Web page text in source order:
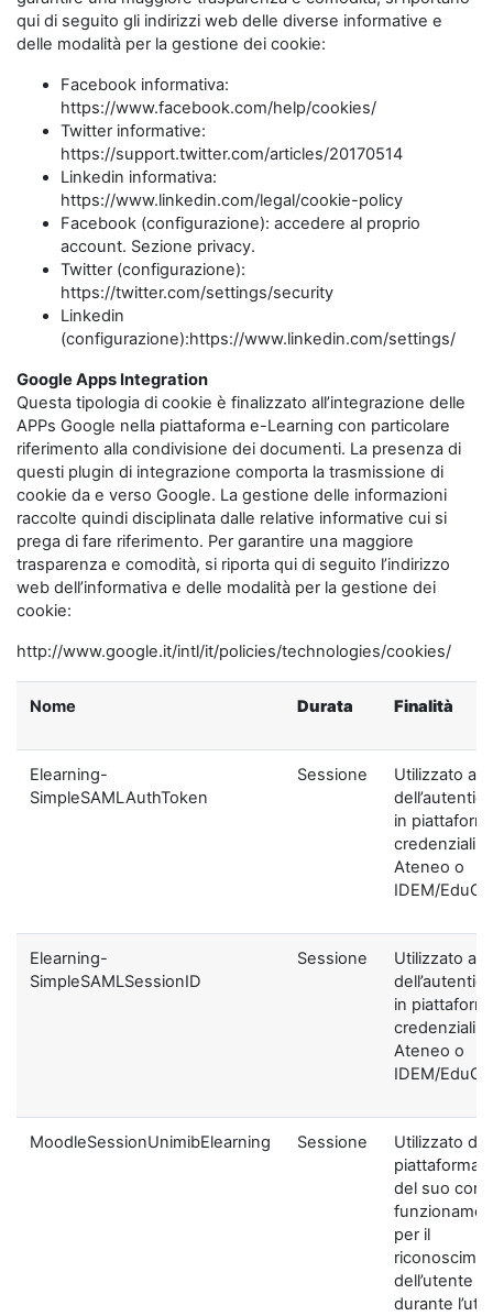
qui di seguito gli indirizzi web delle diverse informative e
delle modalità per la gestione dei cookie:
Facebook informativa:
https://www.facebook.com/help/cookies/
Twitter informative:
https://support.twitter.com/articles/20170514
Linkedin informativa:
https://www.linkedin.com/legal/cookie-policy
Facebook (configurazione): accedere al proprio
account. Sezione privacy.
Twitter (configurazione):
https://twitter.com/settings/security
Linkedin
(configurazione):https://www.linkedin.com/settings/
Google Apps Integration
Questa tipologia di cookie è finalizzato all’integrazione delle
APPs Google nella piattaforma e-Learning con particolare
riferimento alla condivisione dei documenti. La presenza di
questi plugin di integrazione comporta la trasmissione di
cookie da e verso Google. La gestione delle informazioni
raccolte quindi disciplinata dalle relative informative cui si
prega di fare riferimento. Per garantire una maggiore
trasparenza e comodità, si riporta qui di seguito l’indirizzo
web dell’informativa e delle modalità per la gestione dei
cookie:
http://www.google.it/intl/it/policies/technologies/cookies/
Nome Durata Finalità
Elearning-
SimpleSAMLAuthToken
Sessione
Utilizzato ai
in
credenziali di
Ateneo o
IDEM/
Elearning-
SimpleSAMLSessionID
Sessione
Utilizzato ai
in
credenziali di
Ateneo o
IDEM/
MoodleSessionUnimibElearning Sessione
Utilizzato
piattaforma
del suo
per il
dell’utente
durante